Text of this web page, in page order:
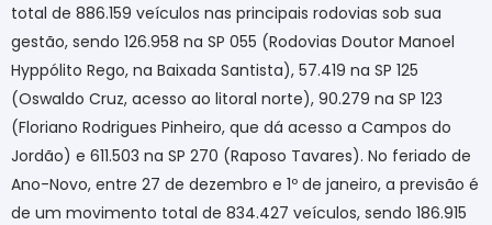
total de 886.159 veículos nas principais rodovias sob sua
gestão, sendo 126.958 na SP 055 (Rodovias Doutor Manoel
Hyppólito Rego, na Baixada Santista), 57.419 na SP 125
(Oswaldo Cruz, acesso ao litoral norte), 90.279 na SP 123
(Floriano Rodrigues Pinheiro, que dá acesso a Campos do
Jordão) e 611.503 na SP 270 (Raposo Tavares). No feriado de
Ano-Novo, entre 27 de dezembro e 1º de janeiro, a previsão é
de um movimento total de 834.427 veículos, sendo 186.915